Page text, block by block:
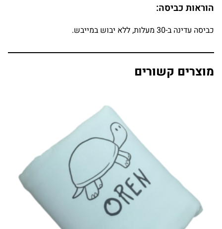
הוראות כביסה:
כביסה עדינה ב-30 מעלות, ללא יבוש במייבש.
מוצרים קשורים